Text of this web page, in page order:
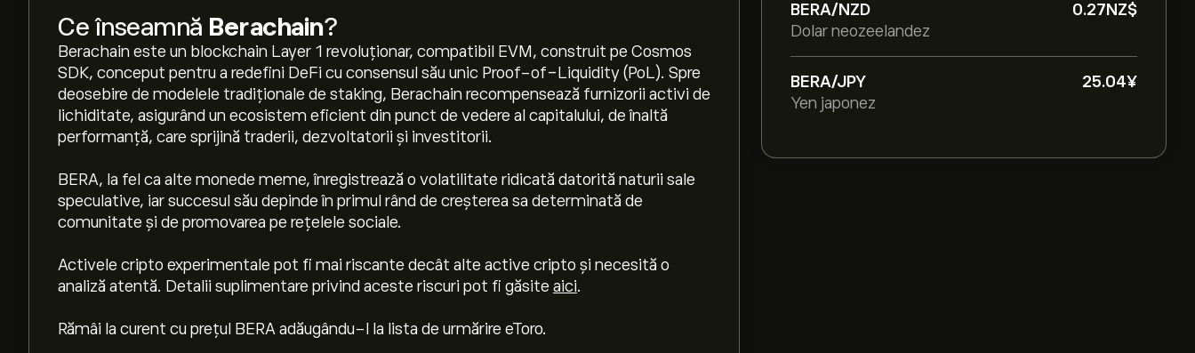
BERA/NZD
0.27‎NZ$‎
Dolar neozeelandez
BERA/JPY
25.04‎¥‎
Yen japonez
Ce înseamnă Berachain?
Berachain este un blockchain Layer 1 revoluționar, compatibil EVM, construit pe Cosmos
SDK, conceput pentru a redefini DeFi cu consensul său unic Proof-of-Liquidity (PoL). Spre
deosebire de modelele tradiționale de staking, Berachain recompensează furnizorii activi de
lichiditate, asigurând un ecosistem eficient din punct de vedere al capitalului, de înaltă
performanță, care sprijină traderii, dezvoltatorii și investitorii.
BERA, la fel ca alte monede meme, înregistrează o volatilitate ridicată datorită naturii sale
speculative, iar succesul său depinde în primul rând de creșterea sa determinată de
comunitate și de promovarea pe rețelele sociale.
Activele cripto experimentale pot fi mai riscante decât alte active cripto și necesită o
analiză atentă. Detalii suplimentare privind aceste riscuri pot fi găsite aici.
Rămâi la curent cu prețul BERA adăugându-l la lista de urmărire eToro.